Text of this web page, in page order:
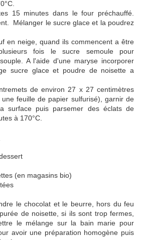
15 minutes dans le four préchauffé.
Mélanger le sucre glace et la poudrez
en neige, quand ils commencent a être
fois le sucre semoule pour
A l'aide d'une maryse incorporer
sucre glace et poudre de noisette a
de environ 27 x 27 centimètres
feuille de papier sulfurisé), garnir de
surface puis parsemer des éclats de
à 170°C.
(en magasins bio)
le chocolat et le beurre, hors du feu
de noisette, si ils sont trop fermes,
le mélange sur la bain marie pour
avoir une préparation homogène puis